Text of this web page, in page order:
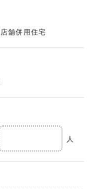
店舗併用住宅
人